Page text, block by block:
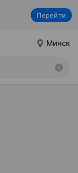
Перейти
Минск